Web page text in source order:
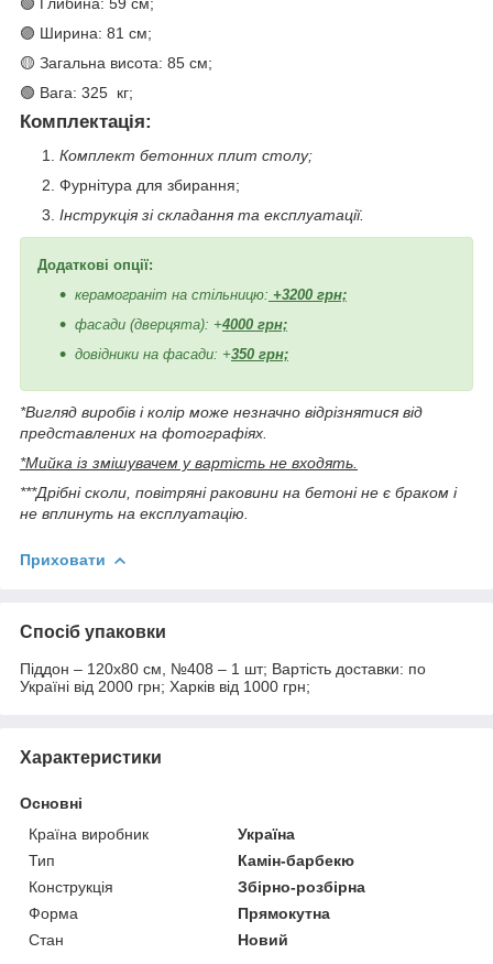
🟣 Ширина: 81 см;
🟡 Загальна висота: 85 см;
🟢 Вага: 325 кг;
Комплектація:
Комплект бетонних плит столу;
Фурнітура для збирання;
Інструкція зі складання та експлуатації.
Додаткові опції:
керамограніт на стільницю: +3200 грн;
фасади (дверцята): +4000 грн;
довідники на фасади: +350 грн;
*Вигляд виробів і колір може незначно відрізнятися від
представлених на фотографіях.
*Мийка із змішувачем у вартість не входять.
***Дрібні сколи, повітряні раковини на бетоні не є браком і
не вплинуть на експлуатацію.
Приховати
Спосіб упаковки
Піддон – 120х80 см, №408 – 1 шт; Вартість доставки: по
Україні від 2000 грн; Харків від 1000 грн;
Характеристики
Основні
Країна виробник
Україна
Тип
Камін-барбекю
Конструкція
Збірно-розбірна
Форма
Прямокутна
Стан
Новий